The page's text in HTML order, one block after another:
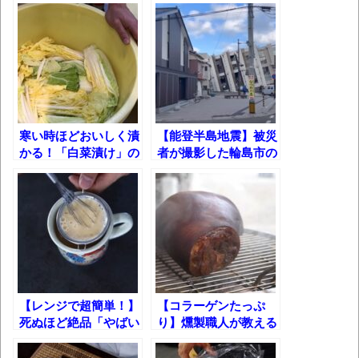
葉月つばさちゃん、昔から見てるんだけど
かなりお姉さんになったね
壊れたエアコンと歌えないボク
バージョンアップ情報更新 AOMEI
Backupper Standard 8.3.0 などバージョンア
ップ
高嶋ちさ子、ダウン症の姉が暴行事件！事
件の一部始終と衝撃の結末
【呆然】北海道旅行ワイ「ウニイクラ丼特
盛で食うぞ！！！うおおおおおおお
お！！！！！」→結
果･････････････････････････････
【動画】カニ、ちょっかい出してきた陰に
寒い時ほどおいしく漬
かる！「白菜漬け」の
【能登半島地震】被災
者が撮影した輪島市の
【レンジで超簡単！】
死ぬほど絶品「やばい
【コラーゲンたっぷ
り】燻製職人が教える